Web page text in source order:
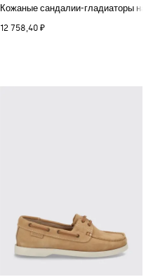
Кожаные сандалии-гладиаторы на
12 758,40 ₽